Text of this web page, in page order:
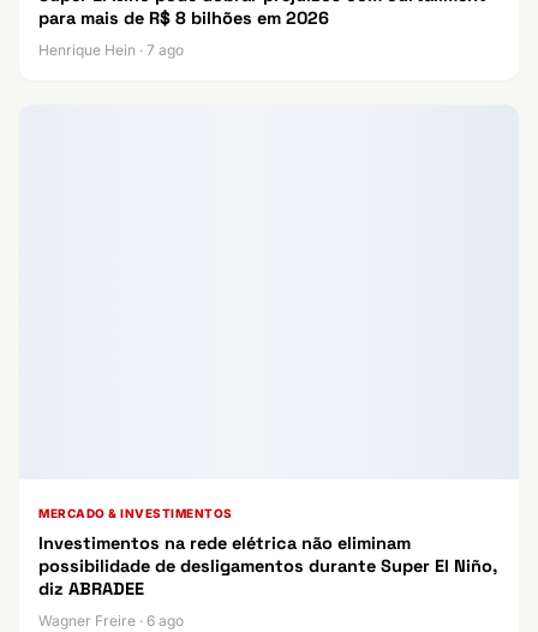
para mais de R$ 8 bilhões em 2026
Henrique Hein · 7 ago
MERCADO & INVESTIMENTOS
Investimentos na rede elétrica não eliminam
possibilidade de desligamentos durante Super El Niño,
diz ABRADEE
Wagner Freire · 6 ago